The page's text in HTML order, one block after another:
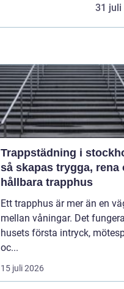
31 juli
Trappstädning i
så skapas trygga, rena
hållbara trapphus
Ett trapphus är mer än en
mellan våningar. Det
husets första intryck,
oc...
15 juli 2026